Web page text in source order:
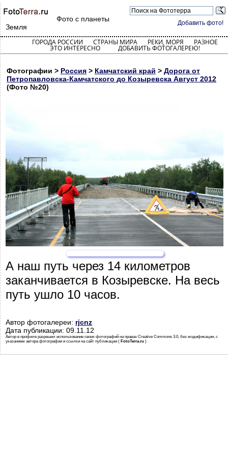
Добавить фото!
Фото с планеты
Земля
ГОРОДА РОССИИ СТРАНЫ МИРА РЕКИ, МОРЯ РАЗНОЕ
ЭТО ИНТЕРЕСНО ДОБАВИТЬ ФОТОГАЛЕРЕЮ!
Фотографии > Россия > Камчатский край > Дорога от
Петропавловска-Камчатского до Козыревска Август 2012
(Фото №20)
А наш путь через 14 километров
заканчивается в Козыревске. На весь
путь ушло 10 часов.
Автор фотогалереи: rjcnz
Дата публикации: 09.11.12
Автор в профиле разрешил использование своих фотографий на правах Creative Commons 3.0, без модификации, с
указанием автора фотографии и ссылки на сайт публикации ( FotoTerra.ru )